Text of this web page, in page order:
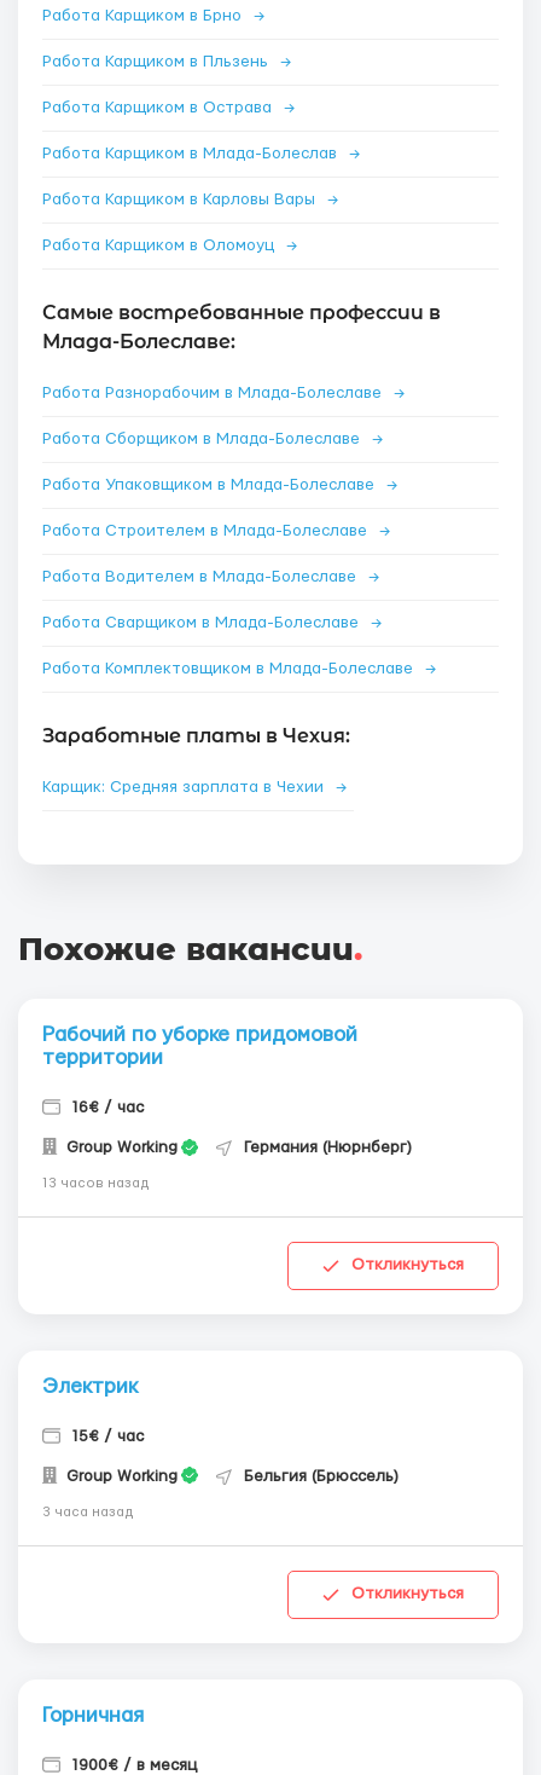
Работа Карщиком в Брно →
Работа Карщиком в Пльзень →
Работа Карщиком в Острава →
Работа Карщиком в Млада-Болеслав →
Работа Карщиком в Карловы Вары →
Работа Карщиком в Оломоуц →
Самые востребованные профессии в
Млада-Болеславе:
Работа Разнорабочим в Млада-Болеславе →
Работа Сборщиком в Млада-Болеславе →
Работа Упаковщиком в Млада-Болеславе →
Работа Строителем в Млада-Болеславе →
Работа Водителем в Млада-Болеславе →
Работа Сварщиком в Млада-Болеславе →
Работа Комплектовщиком в Млада-Болеславе →
Заработные платы в Чехия:
Карщик: Средняя зарплата в Чехии →
Похожие вакансии.
Рабочий по уборке придомовой
территории
16€ / час
Group Working Германия (Нюрнберг)
13 часов назад
Откликнуться
Электрик
15€ / час
Group Working Бельгия (Брюссель)
3 часа назад
Откликнуться
Горничная
1900€ / в месяц